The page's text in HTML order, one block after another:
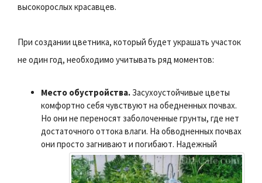
высокорослых красавцев.
При создании цветника, который будет украшать участок
не один год, необходимо учитывать ряд моментов:
Место обустройства.Засухоустойчивые цветы
комфортно себя чувствуют на обедненных почвах.
Но они не переносят заболоченные грунты, где нет
достаточного оттока влаги. На обводненных почвах
они просто загнивают и погибают. Надежный